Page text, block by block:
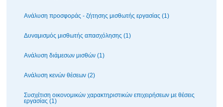
Ανάλυση προσφοράς - ζήτησης μισθωτής εργασίας (1)
Δυναμισμός μισθωτής απασχόλησης (1)
Ανάλυση διάμεσων μισθών (1)
Ανάλυση κενών θέσεων (2)
Συσχέτιση οικονομικών χαρακτηριστικών επιχειρήσεων με θέσεις
εργασίας (1)